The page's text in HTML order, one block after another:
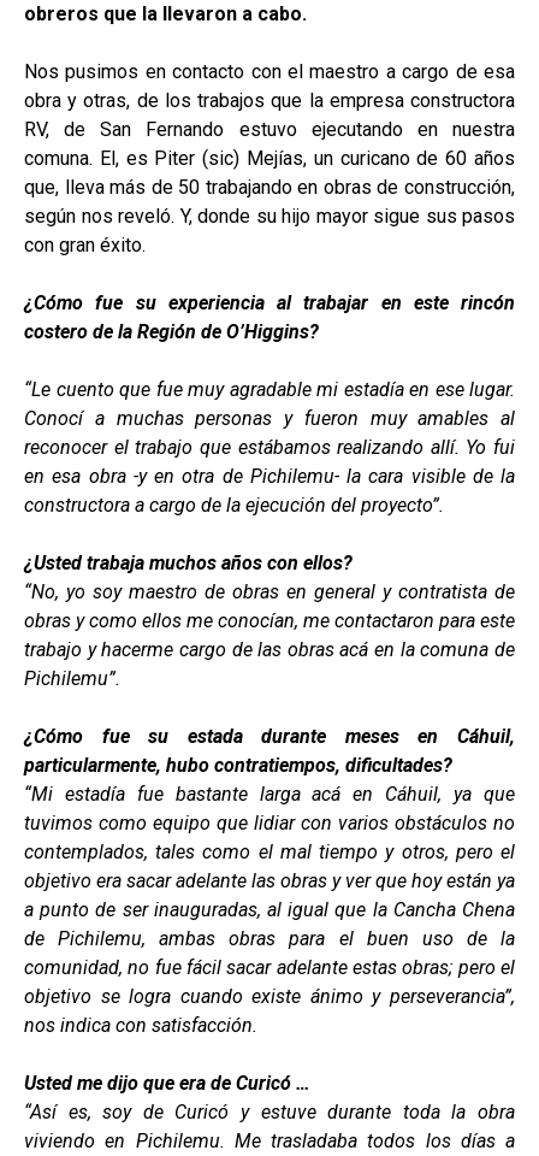
obreros que la llevaron a cabo.
Nos pusimos en contacto con el maestro a cargo de esa
obra y otras, de los trabajos que la empresa constructora
RV, de San Fernando estuvo ejecutando en nuestra
comuna. El, es Piter (sic) Mejías, un curicano de 60 años
que, lleva más de 50 trabajando en obras de construcción,
según nos reveló. Y, donde su hijo mayor sigue sus pasos
con gran éxito.
¿Cómo fue su experiencia al trabajar en este rincón
costero de la Región de O’Higgins?
“Le cuento que fue muy agradable mi estadía en ese lugar.
Conocí a muchas personas y fueron muy amables al
reconocer el trabajo que estábamos realizando allí. Yo fui
en esa obra -y en otra de Pichilemu- la cara visible de la
constructora a cargo de la ejecución del proyecto”.
¿Usted trabaja muchos años con ellos?
“No, yo soy maestro de obras en general y contratista de
obras y como ellos me conocían, me contactaron para este
trabajo y hacerme cargo de las obras acá en la comuna de
Pichilemu”.
¿Cómo fue su estada durante meses en Cáhuil,
particularmente, hubo contratiempos, dificultades?
“Mi estadía fue bastante larga acá en Cáhuil, ya que
tuvimos como equipo que lidiar con varios obstáculos no
contemplados, tales como el mal tiempo y otros, pero el
objetivo era sacar adelante las obras y ver que hoy están ya
a punto de ser inauguradas, al igual que la Cancha Chena
de Pichilemu, ambas obras para el buen uso de la
comunidad, no fue fácil sacar adelante estas obras; pero el
objetivo se logra cuando existe ánimo y perseverancia”,
nos indica con satisfacción.
Usted me dijo que era de Curicó …
“Así es, soy de Curicó y estuve durante toda la obra
viviendo en Pichilemu. Me trasladaba todos los días a